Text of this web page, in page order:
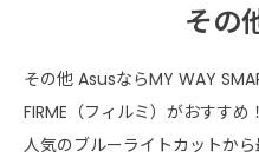
その
その他 AsusならMY WAY
FIRME（フィルミ）がおすすめ！
人気のブルーライトカットか